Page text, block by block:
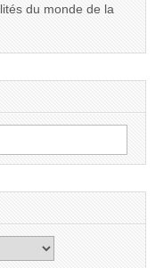
du monde de la